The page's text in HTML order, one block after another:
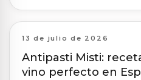
13 de julio de 2026
Antipasti Misti:
vino perfecto en